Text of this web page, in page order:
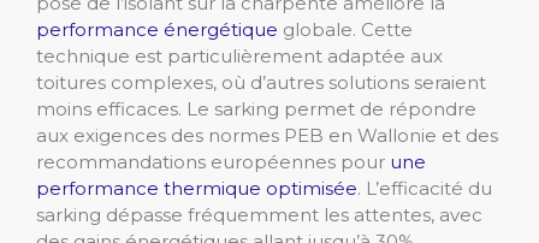
performance énergétique globale. Cette
technique est particulièrement adaptée aux
toitures complexes, où d’autres solutions seraient
moins efficaces. Le sarking permet de répondre
aux exigences des normes PEB en Wallonie et des
recommandations européennes pour une
performance thermique optimisée. L’efficacité du
sarking dépasse fréquemment les attentes, avec